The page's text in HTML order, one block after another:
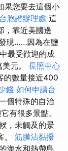
果您要去這個小
胞證辦理處 這
，靠近美國邊
現……因為在鹽
最受歡迎的成
元。 長照中心
的數量接近400
錢 如何申請台
個特殊的自治
有很多景點。
，未觸及的景
。 筋膜沾黏撥
海水和熱帶島